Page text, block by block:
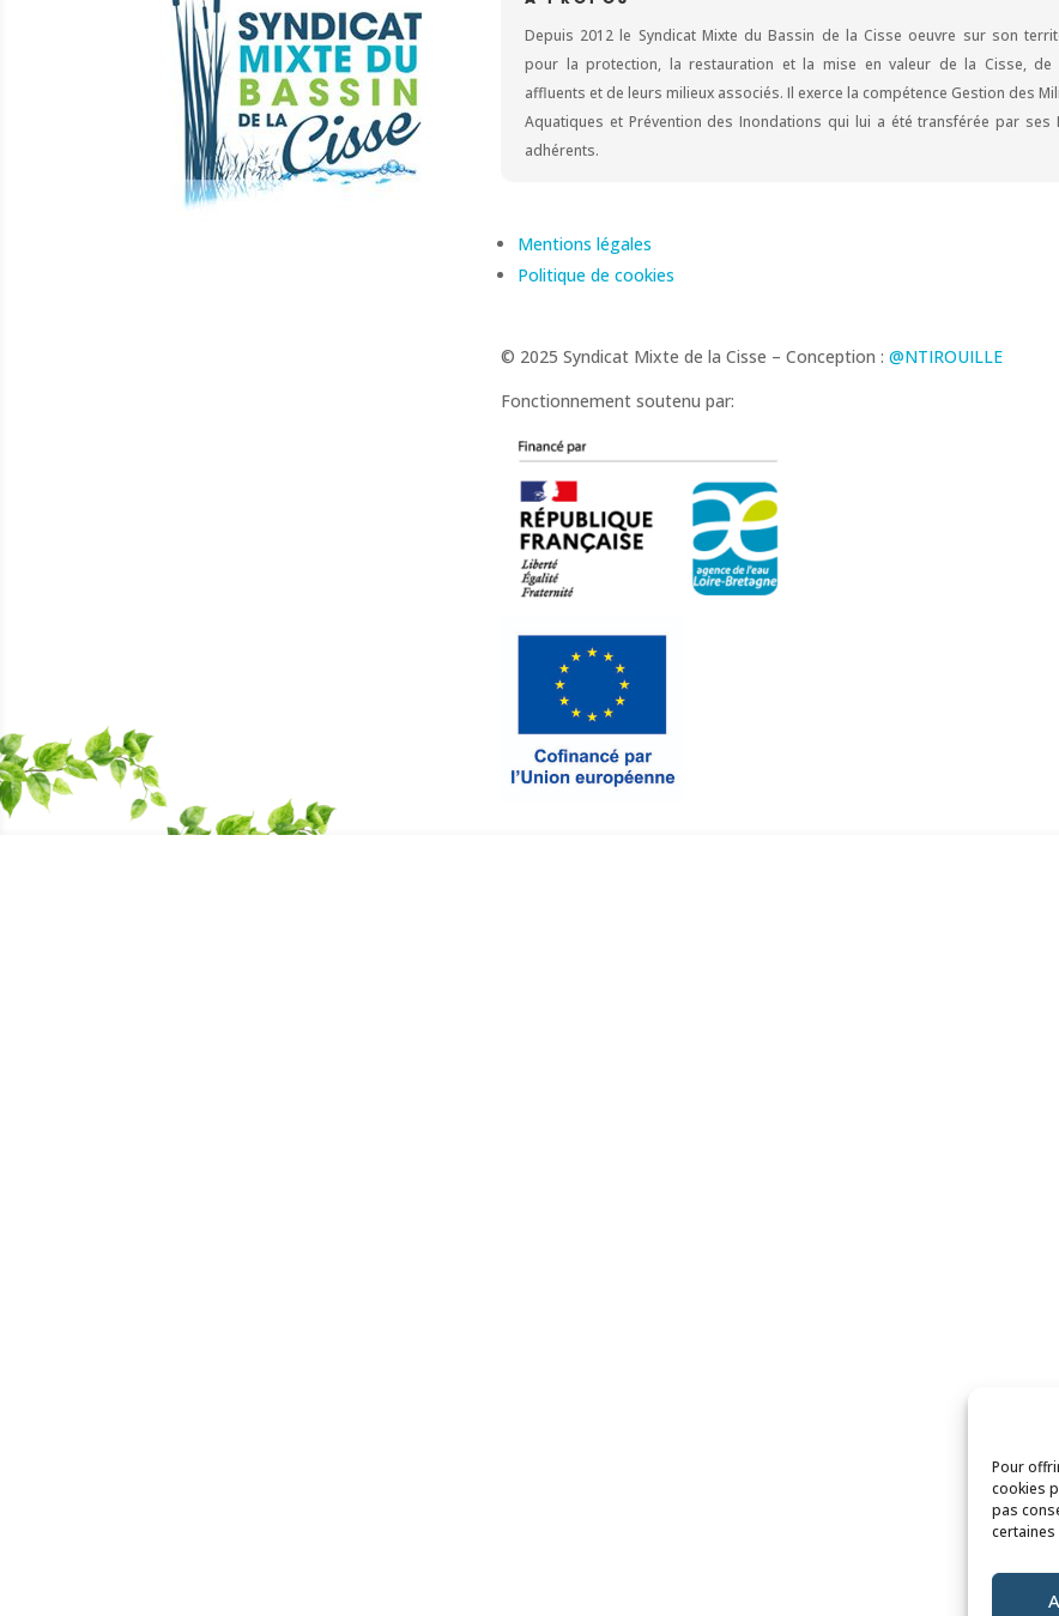
Pour
cookies
pas
Depuis 2012 le Syndicat Mixte du Bassin de la Cisse oeuvre sur son
pour la protection, la restauration et la mise en valeur de la Cisse, de
affluents et de leurs milieux associés. Il exerce la compétence Gestion des
Aquatiques et Prévention des Inondations qui lui a été transférée par ses
adhérents.
Mentions légales
Politique de cookies
© 2025 Syndicat Mixte de la Cisse – Conception : @NTIROUILLE
Fonctionnement soutenu par: